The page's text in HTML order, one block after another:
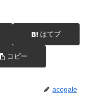
はてブ
コピー
acogale